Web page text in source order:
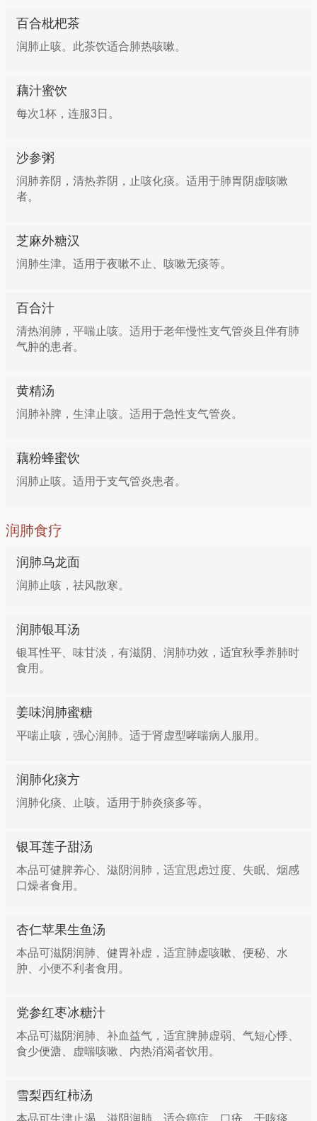
百合枇杷茶
润肺止咳。此茶饮适合肺热咳嗽。
藕汁蜜饮
每次1杯，连服3日。
沙参粥
润肺养阴，清热养阴，止咳化痰。适用于肺胃阴虚咳嗽
者。
芝麻外糖汉
润肺生津。适用于夜嗽不止、咳嗽无痰等。
百合汁
清热润肺，平喘止咳。适用于老年慢性支气管炎且伴有肺
气肿的患者。
黄精汤
润肺补脾，生津止咳。适用于急性支气管炎。
藕粉蜂蜜饮
润肺止咳。适用于支气管炎患者。
润肺食疗
润肺乌龙面
润肺止咳，祛风散寒。
润肺银耳汤
银耳性平、味甘淡，有滋阴、润肺功效，适宜秋季养肺时
食用。
姜味润肺蜜糖
平喘止咳，强心润肺。适于肾虚型哮喘病人服用。
润肺化痰方
润肺化痰、止咳。适用于肺炎痰多等。
银耳莲子甜汤
本品可健脾养心、滋阴润肺，适宜思虑过度、失眠、烟感
口燥者食用。
杏仁苹果生鱼汤
本品可滋阴润肺、健胃补虚，适宜肺虚咳嗽、便秘、水
肿、小便不利者食用。
党参红枣冰糖汁
本品可滋阴润肺、补血益气，适宜脾肺虚弱、气短心悸、
食少便溏、虚喘咳嗽、内热消渴者饮用。
雪梨西红柿汤
本品可生津止渴、滋阴润肺，适合癌症、口疮、干咳痰